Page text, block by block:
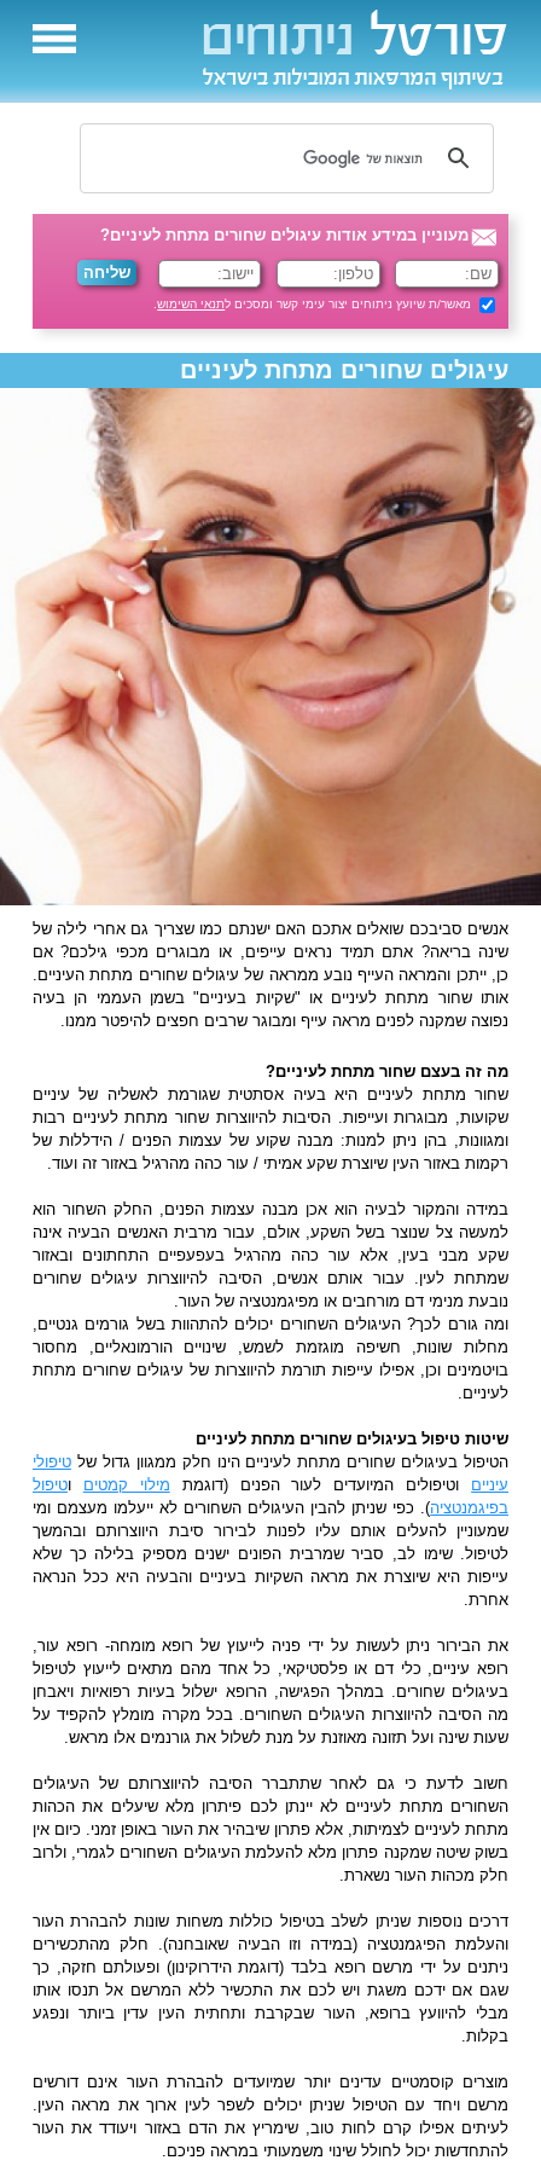
מעוניין במידע אודות עיגולים שחורים מתחת לעיניים?
מאשר/ת שיועץ ניתוחים יצור עימי קשר ומסכים לתנאי השימוש.
עיגולים שחורים מתחת לעיניים
אנשים סביבכם שואלים אתכם האם ישנתם כמו שצריך גם אחרי לילה של
שינה בריאה? אתם תמיד נראים עייפים, או מבוגרים מכפי גילכם? אם
כן, ייתכן והמראה העייף נובע ממראה של עיגולים שחורים מתחת העיניים.
אותו שחור מתחת לעיניים או "שקיות בעיניים" בשמן העממי הן בעיה
נפוצה שמקנה לפנים מראה עייף ומבוגר שרבים חפצים להיפטר ממנו.
מה זה בעצם שחור מתחת לעיניים?
שחור מתחת לעיניים היא בעיה אסתטית שגורמת לאשליה של עיניים
שקועות, מבוגרות ועייפות. הסיבות להיווצרות שחור מתחת לעיניים רבות
ומגוונות, בהן ניתן למנות: מבנה שקוע של עצמות הפנים / הידללות של
רקמות באזור העין שיוצרת שקע אמיתי / עור כהה מהרגיל באזור זה ועוד.
במידה והמקור לבעיה הוא אכן מבנה עצמות הפנים, החלק השחור הוא
למעשה צל שנוצר בשל השקע, אולם, עבור מרבית האנשים הבעיה אינה
שקע מבני בעין, אלא עור כהה מהרגיל בעפעפיים התחתונים ובאזור
שמתחת לעין. עבור אותם אנשים, הסיבה להיווצרות עיגולים שחורים
נובעת מנימי דם מורחבים או מפיגמנטציה של העור.
ומה גורם לכך? העיגולים השחורים יכולים להתהוות בשל גורמים גנטיים,
מחלות שונות, חשיפה מוגזמת לשמש, שינויים הורמונאליים, מחסור
בויטמינים וכן, אפילו עייפות תורמת להיווצרות של עיגולים שחורים מתחת
לעיניים.
שיטות טיפול בעיגולים שחורים מתחת לעיניים
הטיפול בעיגולים שחורים מתחת לעיניים הינו חלק ממגוון גדול שלטיפולי
עיניים וטיפולים המיועדים לעור הפנים (דוגמת מילוי קמטים וטיפול
בפיגמנטציה). כפי שניתן להבין העיגולים השחורים לא ייעלמו מעצמם ומי
שמעוניין להעלים אותם עליו לפנות לבירור סיבת היווצרותם ובהמשך
לטיפול. שימו לב, סביר שמרבית הפונים ישנים מספיק בלילה כך שלא
עייפות היא שיוצרת את מראה השקיות בעיניים והבעיה היא ככל הנראה
אחרת.
את הבירור ניתן לעשות על ידי פניה לייעוץ של רופא מומחה- רופא עור,
רופא עיניים, כלי דם או פלסטיקאי, כל אחד מהם מתאים לייעוץ לטיפול
בעיגולים שחורים. במהלך הפגישה, הרופא ישלול בעיות רפואיות ויאבחן
מה הסיבה להיווצרות העיגולים השחורים. בכל מקרה מומלץ להקפיד על
שעות שינה ועל תזונה מאוזנת על מנת לשלול את גורנמים אלו מראש.
חשוב לדעת כי גם לאחר שתתברר הסיבה להיווצרותם של העיגולים
השחורים מתחת לעיניים לא יינתן לכם פיתרון מלא שיעלים את הכהות
מתחת לעיניים לצמיתות, אלא פתרון שיבהיר את העור באופן זמני. כיום אין
בשוק שיטה שמקנה פתרון מלא להעלמת העיגולים השחורים לגמרי, ולרוב
חלק מכהות העור נשארת.
דרכים נוספות שניתן לשלב בטיפול כוללות משחות שונות להבהרת העור
והעלמת הפיגמנטציה (במידה וזו הבעיה שאובחנה). חלק מהתכשירים
ניתנים על ידי מרשם רופא בלבד (דוגמת הידרוקינון) ופעולתם חזקה, כך
שגם אם ידכם משגת ויש לכם את התכשיר ללא המרשם אל תנסו אותו
מבלי להיוועץ ברופא, העור שבקרבת ותחתית העין עדין ביותר ונפגע
בקלות.
מוצרים קוסמטיים עדינים יותר שמיועדים להבהרת העור אינם דורשים
מרשם ויחד עם הטיפול שניתן יכולים לשפר לעין ארוך את מראה העין.
לעיתים אפילו קרם לחות טוב, שימריץ את הדם באזור ויעודד את העור
להתחדשות יכול לחולל שינוי משמעותי במראה פניכם.